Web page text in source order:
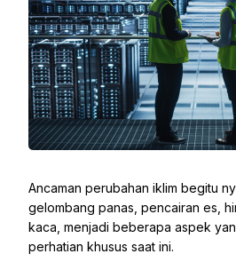
Ancaman perubahan iklim begitu
gelombang panas, pencairan es,
kaca, menjadi beberapa aspek
perhatian khusus saat ini.